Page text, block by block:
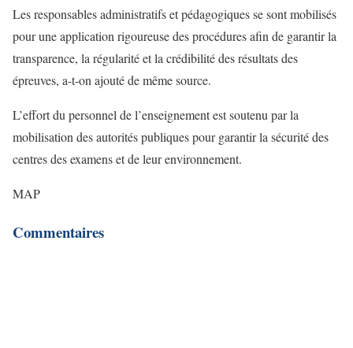
Les responsables administratifs et pédagogiques se sont mobilisés
pour une application rigoureuse des procédures afin de garantir la
transparence, la régularité et la crédibilité des résultats des
épreuves, a-t-on ajouté de même source.
L’effort du personnel de l’enseignement est soutenu par la
mobilisation des autorités publiques pour garantir la sécurité des
centres des examens et de leur environnement.
MAP
Commentaires